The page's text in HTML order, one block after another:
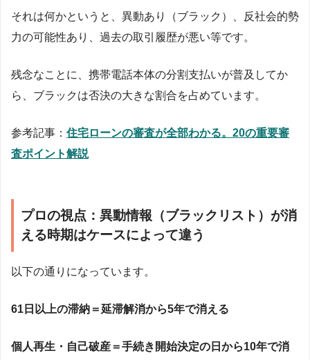
それは何かというと、異動あり（ブラック）、反社会的勢
力の可能性あり、過去の取引履歴が悪い等です。
残念なことに、携帯電話本体の分割支払いが普及してか
ら、ブラックは否決の大きな割合を占めています。
参考記事： 住宅ローンの審査が全部わかる。20の重要審
査ポイント解説
プロの視点：異動情報（ブラックリスト）が消
える時期はケースによって違う
以下の通りになっています。
61日以上の滞納＝延滞解消から5年で消える
個人再生・自己破産＝手続き開始決定の日から10年で消